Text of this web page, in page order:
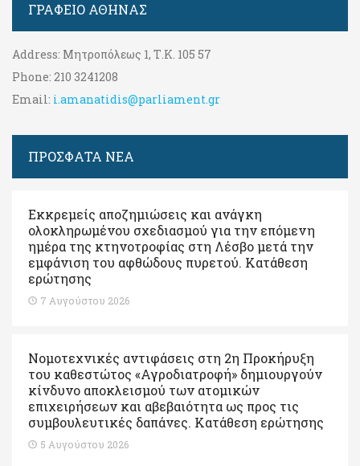
ΓΡΑΦΕΊΟ ΑΘΉΝΑΣ
Address: Μητροπόλεως 1, Τ.Κ. 105 57
Phone: 210 3241208
Email: i.amanatidis@parliament.gr
ΠΡΟΣΦΑΤΑ ΝΕΑ
Εκκρεμείς αποζημιώσεις και ανάγκη
ολοκληρωμένου σχεδιασμού για την επόμενη
ημέρα της κτηνοτροφίας στη Λέσβο μετά την
εμφάνιση του αφθώδους πυρετού. Kατάθεση
ερώτησης
7 Αυγούστου 2026
Νομοτεχνικές αντιφάσεις στη 2η Προκήρυξη
του καθεστώτος «Αγροδιατροφή» δημιουργούν
κίνδυνο αποκλεισμού των ατομικών
επιχειρήσεων και αβεβαιότητα ως προς τις
συμβουλευτικές δαπάνες. Κατάθεση ερώτησης
5 Αυγούστου 2026